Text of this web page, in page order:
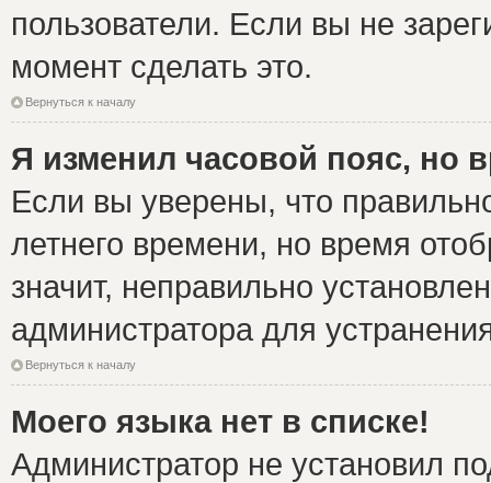
пользователи. Если вы не
момент сделать это.
Вернуться к началу
Я изменил часовой пояс, но
Если вы уверены, что
летнего времени, но время
значит, неправильно
администратора для
Вернуться к началу
Моего языка нет в списке!
Администратор не установил